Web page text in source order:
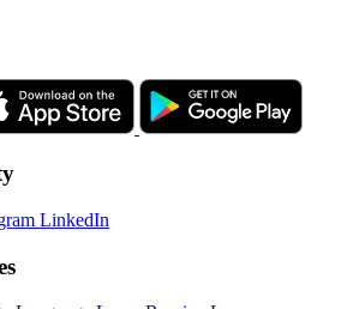
LinkedIn